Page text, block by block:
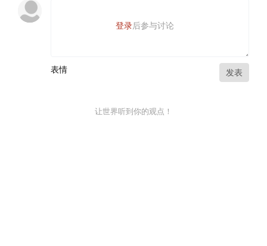
登录后参与讨论
表情 发表
让世界听到你的观点！